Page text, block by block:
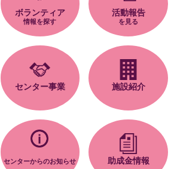
ボランティア
情報を探す
活動報告
を見る
センター事業 施設紹介
センターからのお知らせ 助成金情報